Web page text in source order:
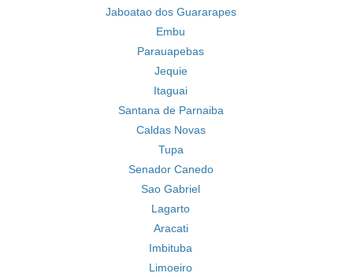
Jaboatao dos Guararapes
Embu
Parauapebas
Jequie
Itaguai
Santana de Parnaiba
Caldas Novas
Tupa
Senador Canedo
Sao Gabriel
Lagarto
Aracati
Imbituba
Limoeiro